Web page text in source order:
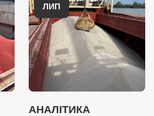
ЛИП
АНАЛІТИКА